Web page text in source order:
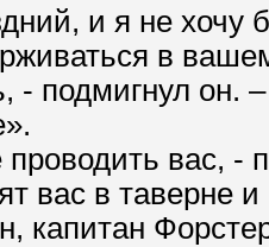
и я не хочу
в
- подмигнул он.
проводить вас,
вас в таверне
капитан